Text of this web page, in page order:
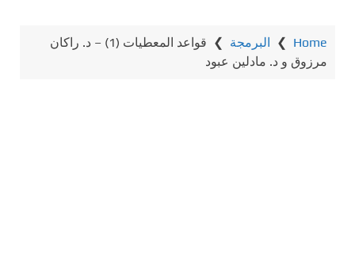
Home
❯ البرمجة ❯
قواعد المعطيات (1) – د. راكان
مرزوق و د. مادلين عبود